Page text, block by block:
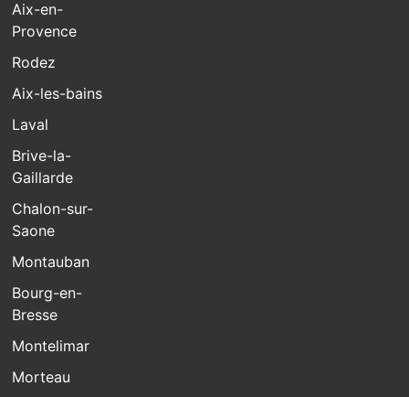
Aix-en-
Provence
Rodez
Aix-les-bains
Laval
Brive-la-
Gaillarde
Chalon-sur-
Saone
Montauban
Bourg-en-
Bresse
Montelimar
Morteau